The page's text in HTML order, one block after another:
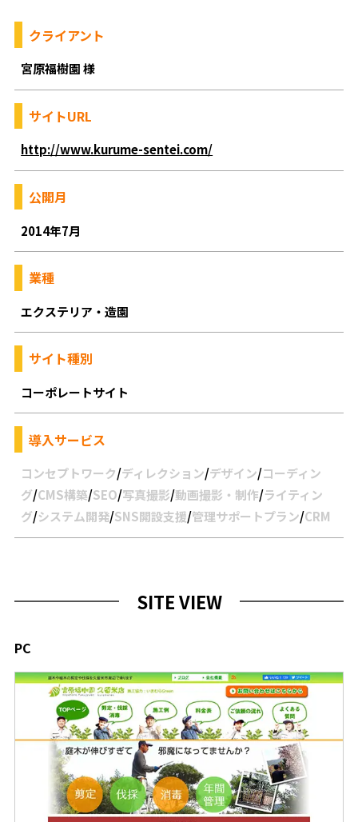
クライアント
宮原福樹園 様
サイトURL
http://www.kurume-sentei.com/
公開月
2014年7月
業種
エクステリア・造園
サイト種別
コーポレートサイト
導入サービス
コンセプトワーク/ディレクション/デザイン/コーディン
グ/CMS構築/SEO/写真撮影/動画撮影・制作/ライティン
グ/システム開発/SNS開設支援/管理サポートプラン/CRM
SITE VIEW
PC